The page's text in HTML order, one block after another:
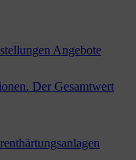
Angebote
Der Gesamtwert